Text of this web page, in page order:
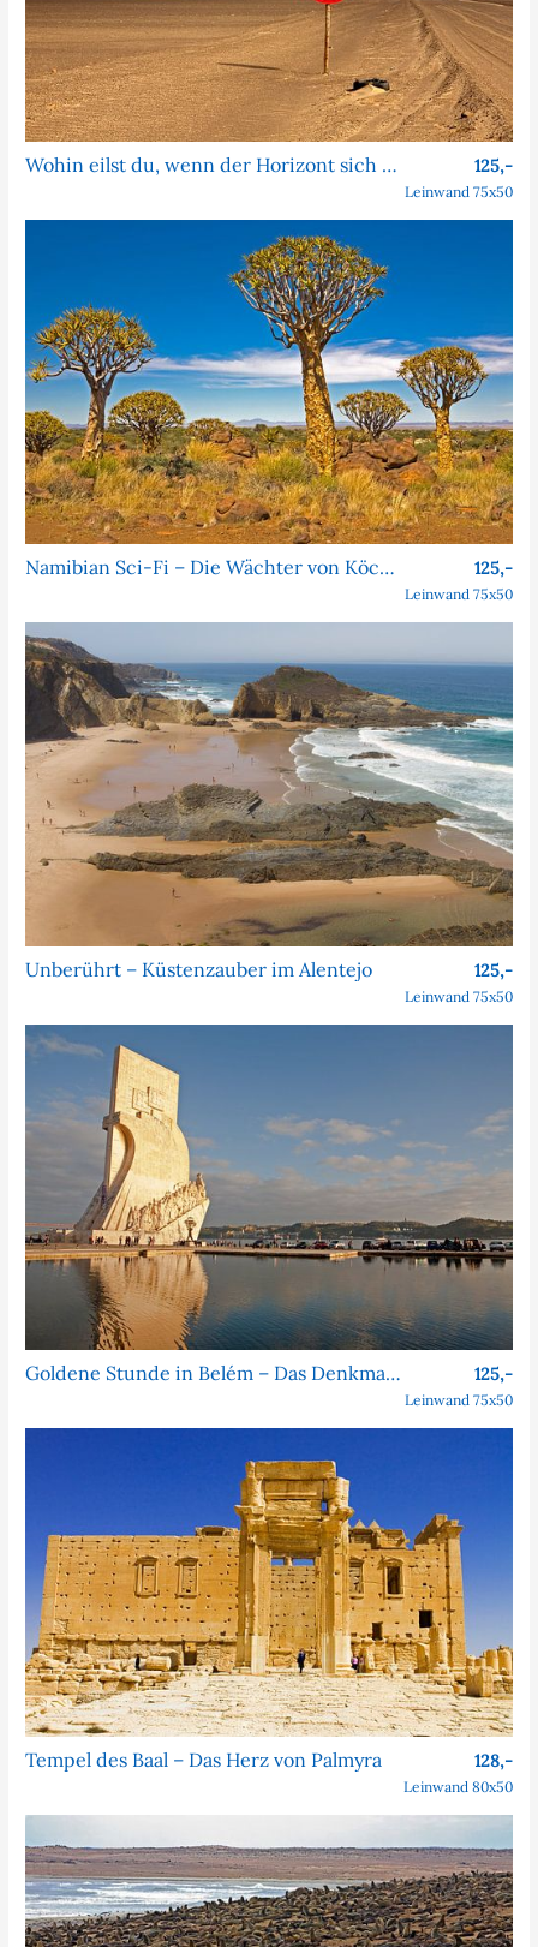
Wohin eilst du, wenn der Horizont sich nie nähert? 125,-
Leinwand 75x50
Namibian Sci-Fi – Die Wächter von Köcher Prime 125,-
Leinwand 75x50
Unberührt – Küstenzauber im Alentejo 125,-
Leinwand 75x50
Goldene Stunde in Belém – Das Denkmal der Entdeckungen 125,-
Leinwand 75x50
Tempel des Baal – Das Herz von Palmyra 128,-
Leinwand 80x50